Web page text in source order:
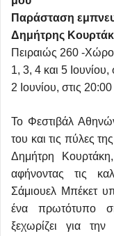
Παράσταση
Δημήτρης
Πειραιώς 260 -
1, 3, 4 και 5 Ιουνίου,
2 Ιουνίου, στις 20:00
Το Φεστιβάλ
του και τις πύλες
Δημήτρη
αφήνοντας τις
Σάμιουελ Μπέκετ
ένα πρωτότυπο
ξεχωρίζει για